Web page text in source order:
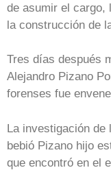
de asumir el cargo,
la construcción de
Tres días después
Alejandro Pizano
forenses fue
La investigación de
bebió Pizano hijo
que encontró en el